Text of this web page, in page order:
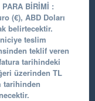
BİRİMİ :
(€), ABD Doları
belirtecektir.
teslim
teklif veren
tarihindeki
üzerinden TL
tarihinden